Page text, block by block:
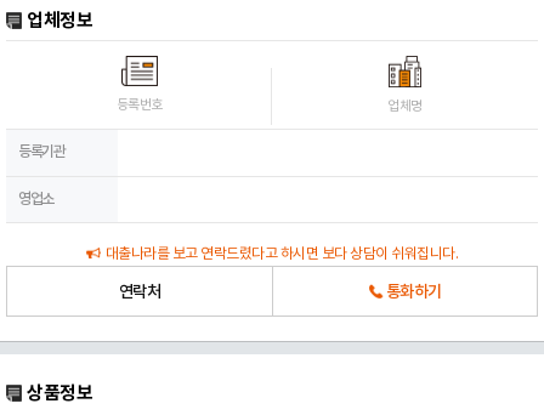
업체정보
등록번호 업체명
등록기관
영업소
대출나라를 보고 연락드렸다고 하시면 보다 상담이 쉬워집니다.
연락처 통화하기
상품정보